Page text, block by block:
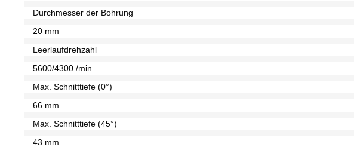
Durchmesser der Bohrung
20 mm
Leerlaufdrehzahl
5600/4300 /min
Max. Schnitttiefe (0°)
66 mm
Max. Schnitttiefe (45°)
43 mm